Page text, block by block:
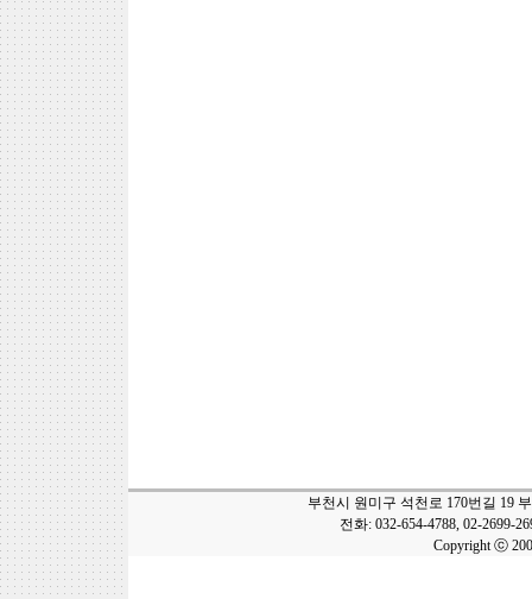
부천시 원미구 석천로 170번길 19
전화: 032-654-4788, 02-2699-
Copyright ⓒ